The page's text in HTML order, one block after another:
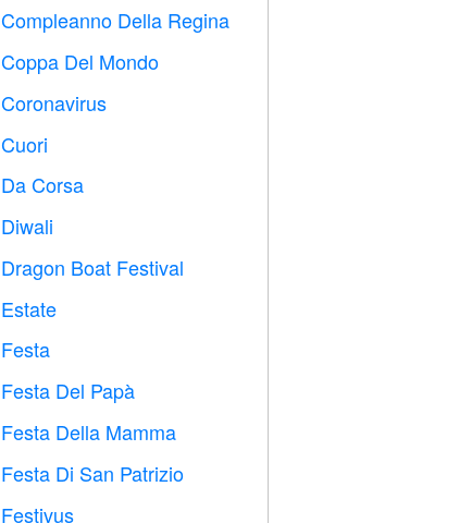
Compleanno Della Regina
Coppa Del Mondo
Coronavirus
Cuori
Da Corsa
Diwali
Dragon Boat Festival
Estate
Festa
Festa Del Papà
Festa Della Mamma
Festa Di San Patrizio
Festivus